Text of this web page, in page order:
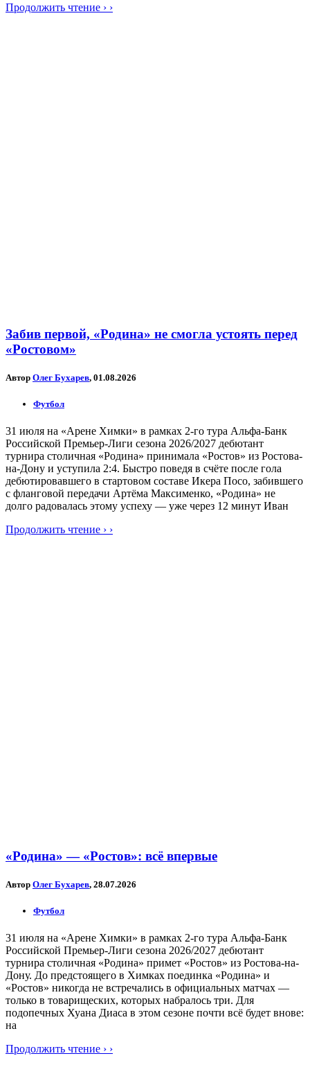
Продолжить чтение › ›
Забив первой, «Родина» не смогла устоять перед
«Ростовом»
Автор Олег Бухарев, 01.08.2026
Футбол
31 июля на «Арене Химки» в рамках 2-го тура Альфа-Банк
Российской Премьер-Лиги сезона 2026/2027 дебютант
турнира столичная «Родина» принимала «Ростов» из Ростова-
на-Дону и уступила 2:4. Быстро поведя в счёте после гола
дебютировавшего в стартовом составе Икера Посо, забившего
с фланговой передачи Артёма Максименко, «Родина» не
долго радовалась этому успеху — уже через 12 минут Иван
Продолжить чтение › ›
«Родина» — «Ростов»: всё впервые
Автор Олег Бухарев, 28.07.2026
Футбол
31 июля на «Арене Химки» в рамках 2-го тура Альфа-Банк
Российской Премьер-Лиги сезона 2026/2027 дебютант
турнира столичная «Родина» примет «Ростов» из Ростова-на-
Дону. До предстоящего в Химках поединка «Родина» и
«Ростов» никогда не встречались в официальных матчах —
только в товарищеских, которых набралось три. Для
подопечных Хуана Диаса в этом сезоне почти всё будет внове:
на
Продолжить чтение › ›